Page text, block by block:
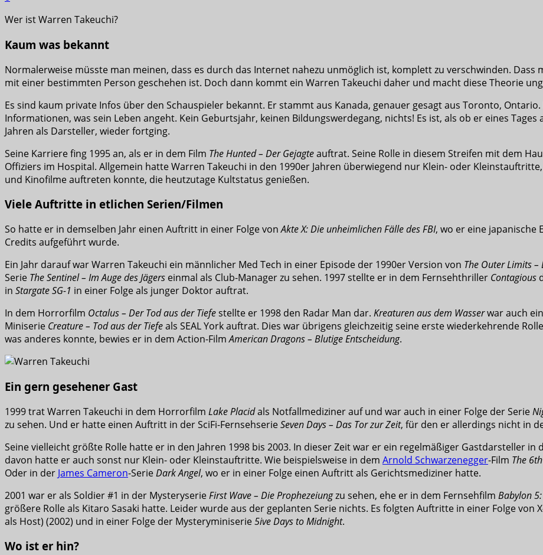
Wer ist Warren Takeuchi?
Kaum was bekannt
Normalerweise müsste man meinen, dass es durch das Internet nahezu unmöglich ist, komplett zu verschwinden. Dass
mit einer bestimmten Person geschehen ist. Doch dann kommt ein Warren Takeuchi daher und macht diese Theorie
Es sind kaum private Infos über den Schauspieler bekannt. Er stammt aus Kanada, genauer gesagt aus Toronto,
Informationen, was sein Leben angeht. Kein Geburtsjahr, keinen Bildungswerdegang, nichts! Es ist, als ob er eines
Jahren als Darsteller, wieder fortging.
Seine Karriere fing 1995 an, als er in dem Film The Hunted – Der Gejagteauftrat. Seine Rolle in diesem Streifen mit dem
Offiziers im Hospital. Allgemein hatte Warren Takeuchi in den 1990er Jahren überwiegend nur Klein- oder
und Kinofilme auftreten konnte, die heutzutage Kultstatus genießen.
Viele Auftritte in etlichen Serien/Filmen
So hatte er in demselben Jahr einen Auftritt in einer Folge vonAkte X: Die unheimlichen Fälle des FBI, wo er eine japanische
Credits aufgeführt wurde.
Ein Jahr darauf war Warren Takeuchi ein männlicher Med Tech in einer Episode der 1990er Version von The Outer Limits
Serie The Sentinel – Im Auge des Jägers einmal als Club-Manager zu sehen. 1997 stellte er in dem Fernsehthriller Contagious
in Stargate SG-1 in einer Folge als junger Doktor auftrat.
In dem Horrorfilm Octalus – Der Tod aus der Tiefestellte er 1998 den Radar Man dar. Kreaturen aus dem Wasserwar auch
Miniserie Creature – Tod aus der Tiefeals SEAL York auftrat. Dies war übrigens gleichzeitig seine erste wiederkehrende
was anderes konnte, bewies er in dem Action-FilmAmerican Dragons – Blutige Entscheidung.
Ein gern gesehener Gast
1999 trat Warren Takeuchi in dem Horrorfilm Lake Placidals Notfallmediziner auf und war auch in einer Folge der Serie
zu sehen. Und er hatte einen Auftritt in der SciFi-FernsehserieSeven Days – Das Tor zur Zeit, für den er allerdings nicht in
Seine vielleicht größte Rolle hatte er in den Jahren 1998 bis 2003. In dieser Zeit war er ein regelmäßiger Gastdarsteller in
davon hatte er auch sonst nur Klein- oder Kleinstauftritte. Wie beispielsweise in dem Arnold Schwarzenegger-Film The
Oder in der James Cameron-SerieDark Angel, wo er in einer Folge einen Auftritt als Gerichtsmediziner hatte.
2001 war er als Soldier #1 in der MysteryserieFirst Wave – Die Prophezeiungzu sehen, ehe er in dem Fernsehfilm Babylon
größere Rolle als Kitaro Sasaki hatte. Leider wurde aus der geplanten Serie nichts. Es folgten Auftritte in einer Folge von X
als Host) (2002) und in einer Folge der Mysteryminiserie5ive Days to Midnight.
Wo ist er hin?